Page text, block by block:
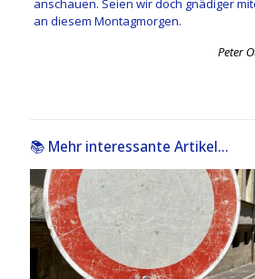
anschauen. Seien wir doch gnädiger
an diesem Montagmorgen.
Peter
📚 Mehr interessante Artikel...